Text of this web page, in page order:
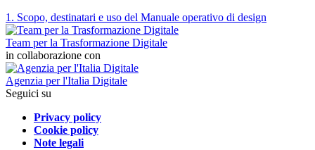
1. Scopo, destinatari e uso del Manuale operativo di design
Team per la Trasformazione Digitale
in collaborazione con
Agenzia per l'Italia Digitale
Seguici su
Privacy policy
Cookie policy
Note legali